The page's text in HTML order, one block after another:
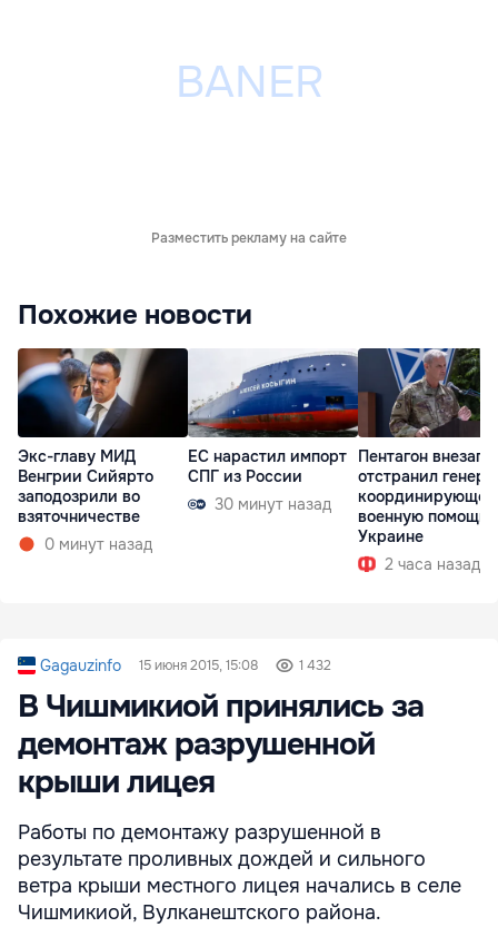
Разместить рекламу на сайте
Похожие новости
Экс-главу МИД
Венгрии Сийярто
заподозрили во
взяточничестве
0 минут назад
ЕС нарастил импорт
СПГ из России
30 минут назад
Пентагон
отстранил
военную помощь
Украине
2 часа назад
Gagauzinfo 15 июня 2015, 15:08 1 432
В Чишмикиой принялись за
демонтаж разрушенной
крыши лицея
Работы по демонтажу разрушенной в
результате проливных дождей и сильного
ветра крыши местного лицея начались в селе
Чишмикиой, Вулканештского района.